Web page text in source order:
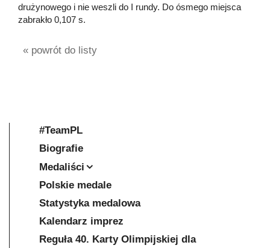
drużynowego i nie weszli do I rundy. Do ósmego miejsca
zabrakło 0,107 s.
« powrót do listy
#TeamPL
Biografie
Medaliści
Polskie medale
Statystyka medalowa
Kalendarz imprez
Reguła 40. Karty Olimpijskiej dla